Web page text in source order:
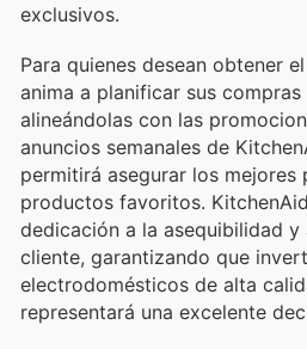
exclusivos.
Para quienes desean obtener
anima a planificar sus
alineándolas con las
anuncios semanales de
permitirá asegurar los mejores
productos favoritos.
dedicación a la asequibilidad
cliente, garantizando que
electrodomésticos de alta
representará una excelente